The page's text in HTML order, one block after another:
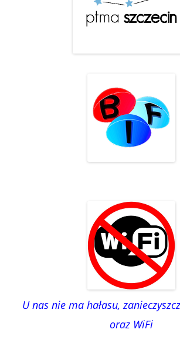
U nas nie ma hałasu,
oraz WiFi